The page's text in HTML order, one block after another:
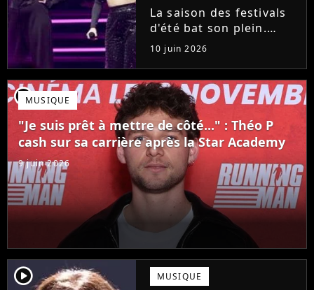
La saison des festivals
d'été bat son plein.
Avant sa venue à
Solidays ou aux
Francofolies, cette
chanteuse phare de la
pop francophone fait
une annonce de taille :
une fois sa tournée...
10 juin 2026
player2MUSIQUE
"Je suis prêt à mettre de côté..." : Théo P
cash sur sa carrière après la Star Academy
9 juin 2026
player2 MUSIQUE